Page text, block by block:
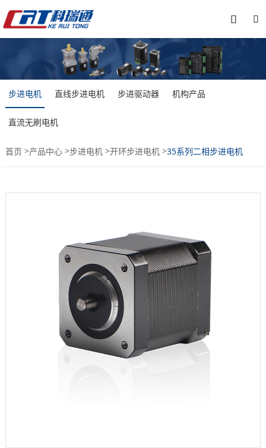


步进电机 直线步进电机 步进驱动器 机构产品
直流无刷电机
首页 >产品中心>步进电机>开环步进电机>35系列二相步进电机